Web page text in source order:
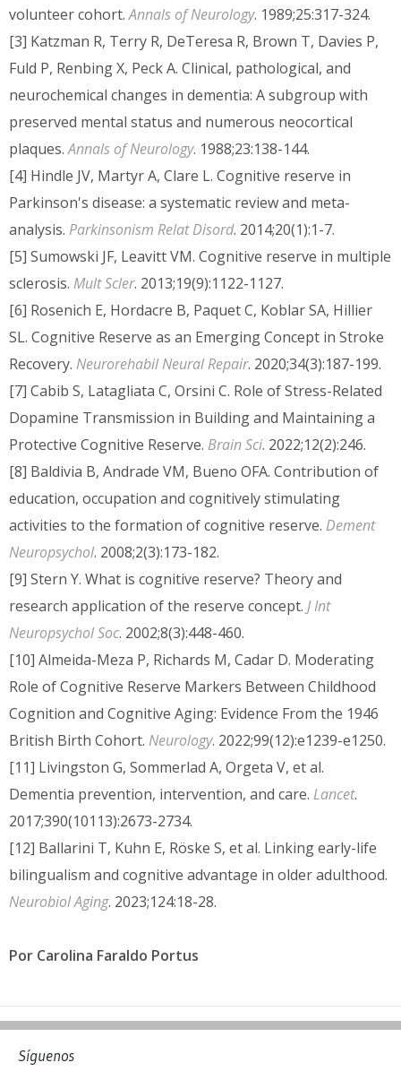
volunteer cohort.Annals of Neurology. 1989;25:317-324.
[3] Katzman R, Terry R, DeTeresa R, Brown T, Davies P,
Fuld P, Renbing X, Peck A. Clinical, pathological, and
neurochemical changes in dementia: A subgroup with
preserved mental status and numerous neocortical
plaques.Annals of Neurology. 1988;23:138-144.
[4] Hindle JV, Martyr A, Clare L. Cognitive reserve in
Parkinson's disease: a systematic review and meta-
analysis. Parkinsonism Relat Disord. 2014;20(1):1-7.
[5] Sumowski JF, Leavitt VM. Cognitive reserve in multiple
sclerosis. Mult Scler. 2013;19(9):1122-1127.
[6] Rosenich E, Hordacre B, Paquet C, Koblar SA, Hillier
SL. Cognitive Reserve as an Emerging Concept in Stroke
Recovery. Neurorehabil Neural Repair. 2020;34(3):187-199.
[7] Cabib S, Latagliata C, Orsini C. Role of Stress-Related
Dopamine Transmission in Building and Maintaining a
Protective Cognitive Reserve. Brain Sci. 2022;12(2):246.
[8] Baldivia B, Andrade VM, Bueno OFA. Contribution of
education, occupation and cognitively stimulating
activities to the formation of cognitive reserve. Dement
Neuropsychol. 2008;2(3):173-182.
[9] Stern Y. What is cognitive reserve? Theory and
research application of the reserve concept. J Int
Neuropsychol Soc. 2002;8(3):448-460.
[10] Almeida-Meza P, Richards M, Cadar D. Moderating
Role of Cognitive Reserve Markers Between Childhood
Cognition and Cognitive Aging: Evidence From the 1946
British Birth Cohort. Neurology. 2022;99(12):e1239-e1250.
[11] Livingston G, Sommerlad A, Orgeta V, et al.
Dementia prevention, intervention, and care. Lancet.
2017;390(10113):2673-2734.
[12] Ballarini T, Kuhn E, Röske S, et al. Linking early-life
bilingualism and cognitive advantage in older adulthood.
Neurobiol Aging. 2023;124:18-28.
Por Carolina Faraldo Portus
Síguenos